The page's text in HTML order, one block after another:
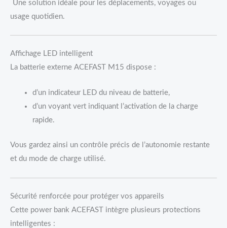
Une solution idéale pour les déplacements, voyages ou
usage quotidien.
Affichage LED intelligent
La batterie externe ACEFAST M15 dispose :
d’un indicateur LED du niveau de batterie,
d’un voyant vert indiquant l’activation de la charge
rapide.
Vous gardez ainsi un contrôle précis de l’autonomie restante
et du mode de charge utilisé.
Sécurité renforcée pour protéger vos appareils
Cette power bank ACEFAST intègre plusieurs protections
intelligentes :